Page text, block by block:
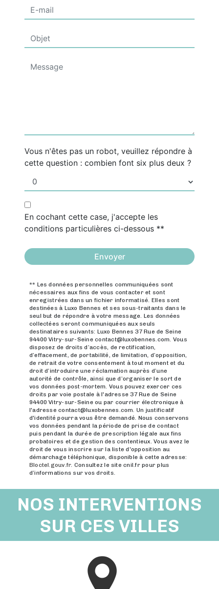
Vous n'êtes pas un robot, veuillez répondre à
cette question : combien font six plus deux ?
En cochant cette case, j'accepte les
conditions particulières ci-dessous **
Envoyer
** Les données personnelles communiquées sont
nécessaires aux fins de vous contacter et sont
enregistrées dans un fichier informatisé. Elles sont
destinées à Luxo Bennes et ses sous-traitants dans le
seul but de répondre à votre message. Les données
collectées seront communiquées aux seuls
destinataires suivants: Luxo Bennes 37 Rue de Seine
94400 Vitry-sur-Seine contact@luxobennes.com. Vous
disposez de droits d’accès, de rectification,
d’effacement, de portabilité, de limitation, d’opposition,
de retrait de votre consentement à tout moment et du
droit d’introduire une réclamation auprès d’une
autorité de contrôle, ainsi que d’organiser le sort de
vos données post-mortem. Vous pouvez exercer ces
droits par voie postale à l'adresse 37 Rue de Seine
94400 Vitry-sur-Seine ou par courrier électronique à
l'adresse contact@luxobennes.com. Un justificatif
d'identité pourra vous être demandé. Nous conservons
vos données pendant la période de prise de contact
puis pendant la durée de prescription légale aux fins
probatoires et de gestion des contentieux. Vous avez le
droit de vous inscrire sur la liste d'opposition au
démarchage téléphonique, disponible à cette adresse:
Bloctel.gouv.fr. Consultez le site cnil.fr pour plus
d’informations sur vos droits.
NOS INTERVENTIONS
SUR CES VILLES